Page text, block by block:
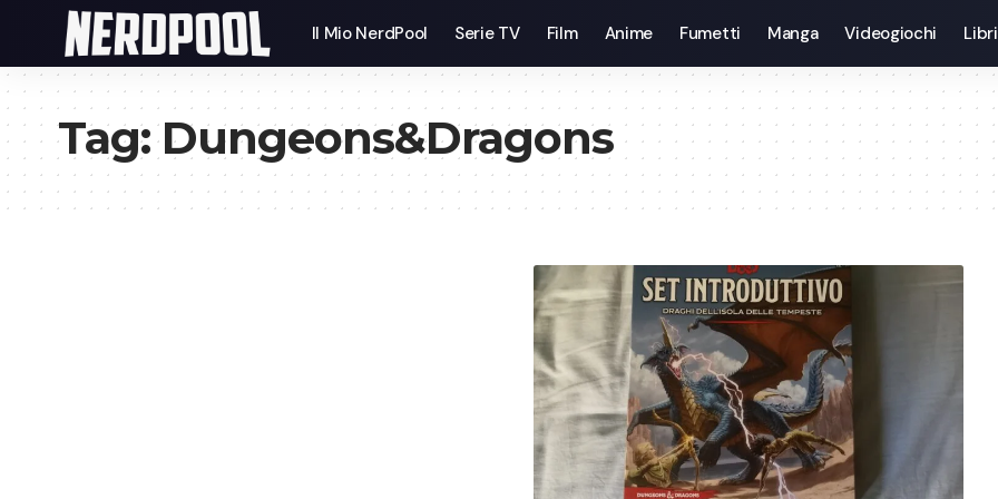
Il Mio NerdPool Serie TV Film Anime Fumetti Manga Videogiochi Libri
Tag:Dungeons&Dragons